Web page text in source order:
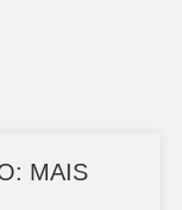
MAIS